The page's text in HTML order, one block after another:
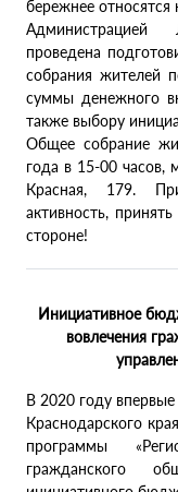
бережнее относятся
Администрацией
проведена
собрания жителей
суммы денежного
также выбору
Общее собрание
года в 15-00 часов,
Красная, 179.
активность,
стороне!
Инициативное
вовлечения
В 2020 году
Краснодарского
программы
гражданского